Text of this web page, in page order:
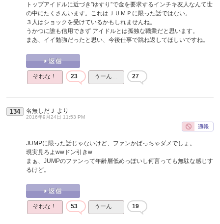
トップアイドルに近づき”ゆすり”で金を要求するインチキ友人なんて世
の中にたくさんいます。これはＪＵＭＰに限った話ではない。
３人はショックを受けているかもしれませんね。
うかつに誰も信用できず アイドルとは孤独な職業だと思います。
まあ、イイ勉強だったと思い、今後仕事で跳ね返してほしいですね。
それな！ 23 うーん… 27
134 名無しだＪ より
2016年9月24日 11:53 PM
JUMPに限った話じゃないけど、ファンかばっちゃダメでしょ。
現実見ろよwwドン引きw
まぁ、JUMPのファンって年齢層低めっぽいし何言っても無駄な感じす
るけど。
それな！ 53 うーん… 19